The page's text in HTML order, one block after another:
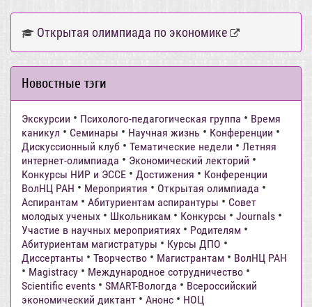
Открытая олимпиада по экономике
Новостные тэги
Экскурсии • Психолого-педагогическая группа • Время
каникул • Семинары • Научная жизнь • Конференции •
Дискуссионный клуб • Тематические недели • Летняя
интернет-олимпиада • Экономический лекторий •
Конкурсы НИР и ЭССЕ • Достижения • Конференции
ВолНЦ РАН • Мероприятия • Открытая олимпиада •
Аспирантам • Абитуриентам аспирантуры • Совет
молодых ученых • Школьникам • Конкурсы • Journals •
Участие в научных мероприятиях • Родителям •
Абитуриентам магистратуры • Курсы ДПО •
Диссертанты • Творчество • Магистрантам • ВолНЦ РАН
• Magistracy • Международное сотрудничество •
Scientific events • SMART-Вологда • Всероссийский
экономический диктант • Анонс • НОЦ